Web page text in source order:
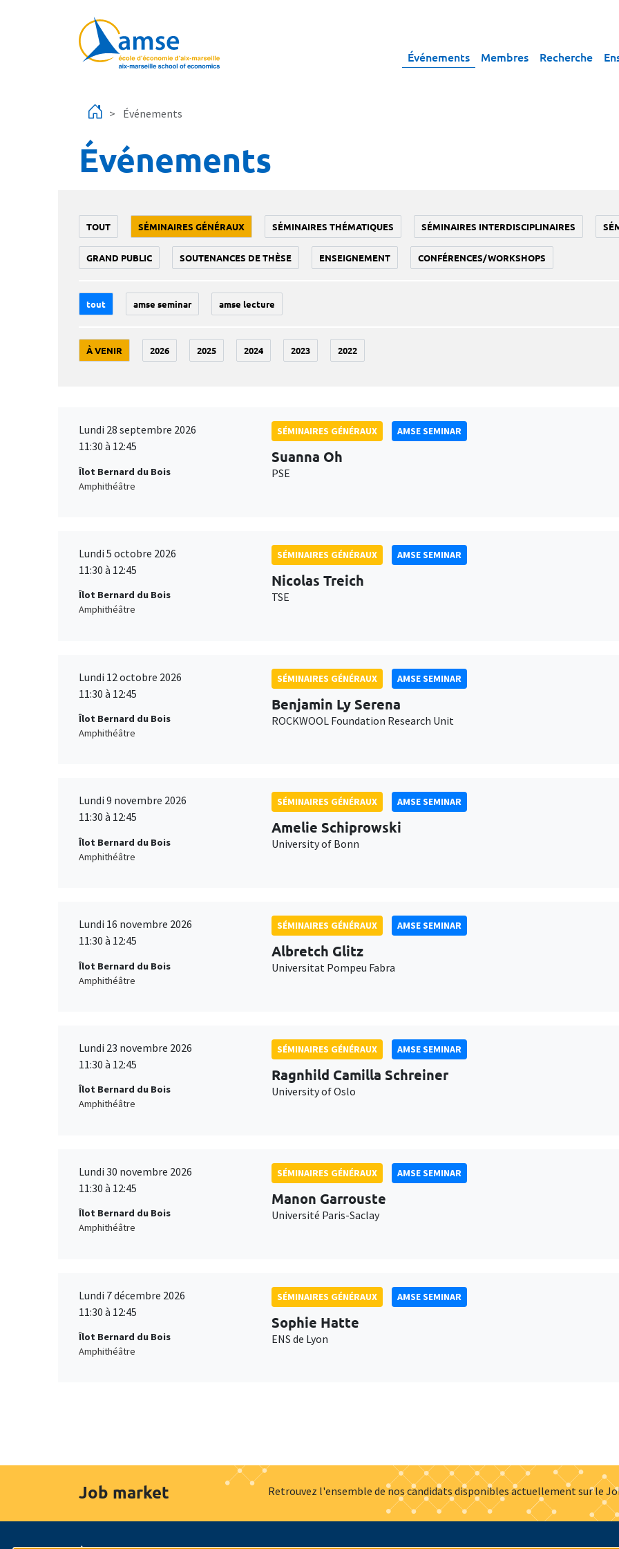
Événements Membres Recherche
Événements
Événements
TOUT SÉMINAIRES GÉNÉRAUX SÉMINAIRES THÉMATIQUES SÉMINAIRES INTERDISCIPLINAIRES
GRAND PUBLIC SOUTENANCES DE THÈSE ENSEIGNEMENT CONFÉRENCES/WORKSHOPS
tout amse seminar amse lecture
À VENIR 2026 2025 2024 2023 2022
Lundi 28 septembre 2026
11:30 à 12:45
Îlot Bernard du Bois
Amphithéâtre
SÉMINAIRES GÉNÉRAUX AMSE SEMINAR
Suanna Oh
PSE
Lundi 5 octobre 2026
11:30 à 12:45
Îlot Bernard du Bois
Amphithéâtre
SÉMINAIRES GÉNÉRAUX AMSE SEMINAR
Nicolas Treich
TSE
Lundi 12 octobre 2026
11:30 à 12:45
Îlot Bernard du Bois
Amphithéâtre
SÉMINAIRES GÉNÉRAUX AMSE SEMINAR
Benjamin Ly Serena
ROCKWOOL Foundation Research Unit
Lundi 9 novembre 2026
11:30 à 12:45
Îlot Bernard du Bois
Amphithéâtre
SÉMINAIRES GÉNÉRAUX AMSE SEMINAR
Amelie Schiprowski
University of Bonn
Lundi 16 novembre 2026
11:30 à 12:45
Îlot Bernard du Bois
Amphithéâtre
SÉMINAIRES GÉNÉRAUX AMSE SEMINAR
Albretch Glitz
Universitat Pompeu Fabra
Lundi 23 novembre 2026
11:30 à 12:45
Îlot Bernard du Bois
Amphithéâtre
SÉMINAIRES GÉNÉRAUX AMSE SEMINAR
Ragnhild Camilla Schreiner
University of Oslo
Lundi 30 novembre 2026
11:30 à 12:45
Îlot Bernard du Bois
Amphithéâtre
SÉMINAIRES GÉNÉRAUX AMSE SEMINAR
Manon Garrouste
Université Paris-Saclay
Lundi 7 décembre 2026
11:30 à 12:45
Îlot Bernard du Bois
Amphithéâtre
SÉMINAIRES GÉNÉRAUX AMSE SEMINAR
Sophie Hatte
ENS de Lyon
Job market Retrouvez l'ensemble de nos candidats disponibles actuellement sur le